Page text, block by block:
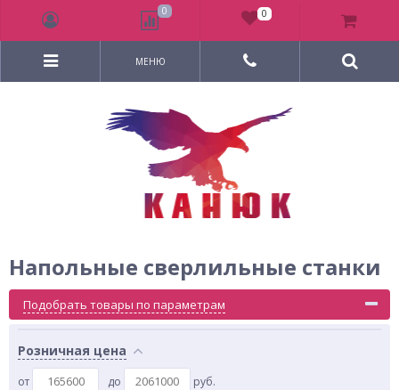
МЕНЮ
Напольные сверлильные станки
Подобрать товары по параметрам
Розничная цена
от до руб.
0 0